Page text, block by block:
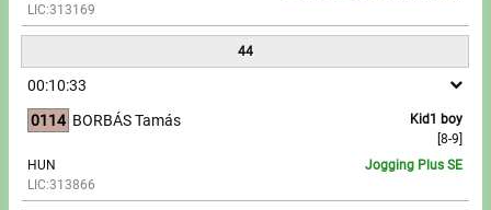
LIC:313169
44
00:10:33
0114
Kid1 boy
[8-9]
BORBÁS Tamás
HUN
LIC:313866
Jogging Plus SE